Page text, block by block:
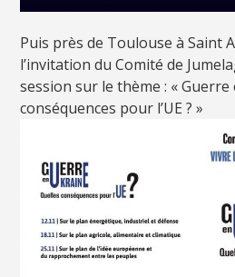
Puis près de Toulouse à Saint
l’invitation du Comité de
session sur le thème : «
conséquences pour l’UE ? »